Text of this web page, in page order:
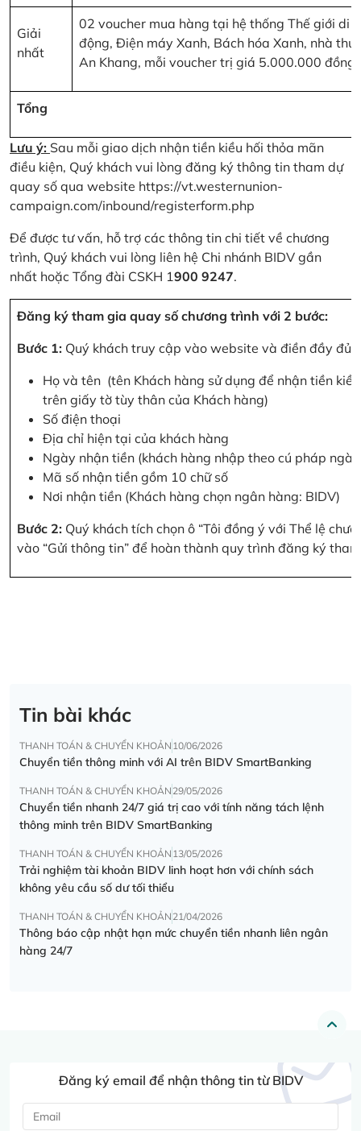
Giải
nhất
02 voucher mua hàng tại hệ thống Thế giới di
động, Điện máy Xanh, Bách hóa Xanh, nhà
An Khang, mỗi voucher trị giá 5.000.000 đồng
Tổng
Lưu ý: Sau mỗi giao dịch nhận tiền kiều hối thỏa mãn
điều kiện, Quý khách vui lòng đăng ký thông tin tham dự
quay số qua website https://vt.westernunion-
campaign.com/inbound/registerform.php
Để được tư vấn, hỗ trợ các thông tin chi tiết về chương
trình, Quý khách vui lòng liên hệ Chi nhánh BIDV gần
nhất hoặc Tổng đài CSKH 1900 9247.
Đăng ký tham gia quay số chương trình với 2 bước:
Bước 1: Quý khách truy cập vào website và điền đầy đủ
Họ và tên (tên Khách hàng sử dụng để nhận tiền
trên giấy tờ tùy thân của Khách hàng)
Số điện thoại
Địa chỉ hiện tại của khách hàng
Ngày nhận tiền (khách hàng nhập theo cú pháp
Mã số nhận tiền gồm 10 chữ số
Nơi nhận tiền (Khách hàng chọn ngân hàng: BIDV)
Bước 2: Quý khách tích chọn ô “Tôi đồng ý với Thể lệ
vào “Gửi thông tin” để hoàn thành quy trình đăng ký
Tin bài khác
THANH TOÁN & CHUYỂN KHOẢN 10/06/2026
Chuyển tiền thông minh với AI trên BIDV SmartBanking
THANH TOÁN & CHUYỂN KHOẢN 29/05/2026
Chuyển tiền nhanh 24/7 giá trị cao với tính năng tách lệnh
thông minh trên BIDV SmartBanking
THANH TOÁN & CHUYỂN KHOẢN 13/05/2026
Trải nghiệm tài khoản BIDV linh hoạt hơn với chính sách
không yêu cầu số dư tối thiểu
THANH TOÁN & CHUYỂN KHOẢN 21/04/2026
Thông báo cập nhật hạn mức chuyển tiền nhanh liên ngân
hàng 24/7
Đăng ký email để nhận thông tin từ BIDV